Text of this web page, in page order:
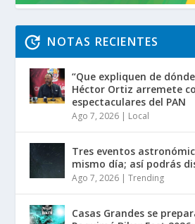
NOTAS RECIENTES
“Que expliquen de
Héctor Ortiz arremete
espectaculares del PAN
Ago 7, 2026 | Local
Tres eventos
mismo día; así podrás
Ago 7, 2026 |Trending
Casas Grandes se